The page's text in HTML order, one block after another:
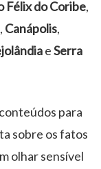
Félix do Coribe,
, Canápolis,
eSerra
para
sobre os fatos
olhar sensível